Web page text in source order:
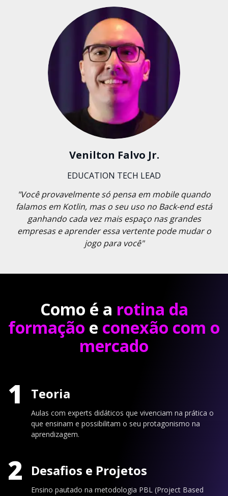
Venilton Falvo Jr.
EDUCATION TECH LEAD
"Você provavelmente só pensa em mobile quando
falamos em Kotlin, mas o seu uso no Back-end está
ganhando cada vez mais espaço nas grandes
empresas e aprender essa vertente pode mudar o
jogo para você"
Como é a rotina da
formação e conexão com o
mercado
1 Teoria
Aulas com experts didáticos que vivenciam na prática o
que ensinam e possibilitam o seu protagonismo na
aprendizagem.
2 Desafios e Projetos
Ensino pautado na metodologia PBL (Project Based